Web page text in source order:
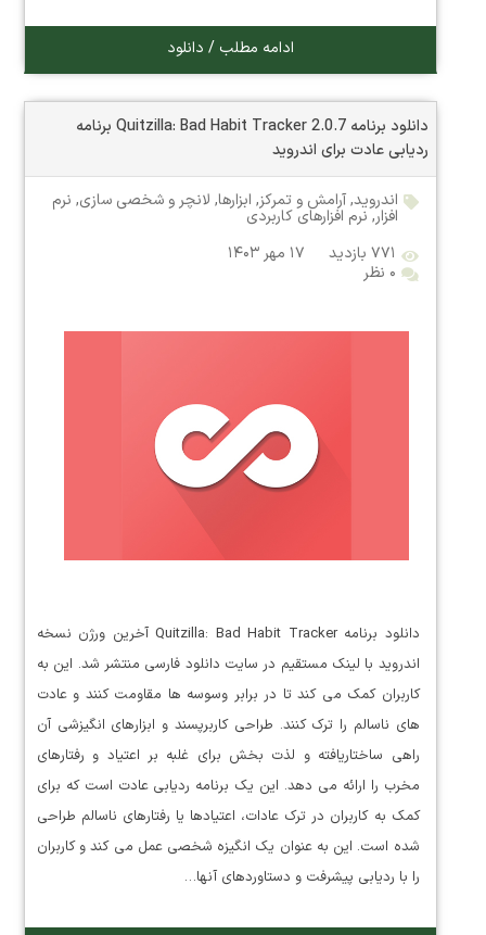
ادامه مطلب / دانلود
دانلود برنامه Quitzilla: Bad Habit Tracker 2.0.7 برنامه
ردیابی عادت برای اندروید
اندروید,آرامش و تمرکز, ابزارها, لانچر و شخصی سازی, نرم
افزار,نرم افزارهای کاربردی
۷۷۱ بازدید
۱۷ مهر ۱۴۰۳
۰ نظر
دانلود برنامه Quitzilla: Bad Habit Tracker آخرین ورژن نسخه
اندروید با لینک مستقیم در سایت دانلود فارسی منتشر شد. این به
کاربران کمک می کند تا در برابر وسوسه ها مقاومت کنند و عادت
های ناسالم را ترک کنند. طراحی کاربرپسند و ابزارهای انگیزشی آن
راهی ساختاریافته و لذت بخش برای غلبه بر اعتیاد و رفتارهای
مخرب را ارائه می دهد. این یک برنامه ردیابی عادت است که برای
کمک به کاربران در ترک عادات، اعتیادها یا رفتارهای ناسالم طراحی
شده است. این به عنوان یک انگیزه شخصی عمل می کند و کاربران
را با ردیابی پیشرفت و دستاوردهای آنها…